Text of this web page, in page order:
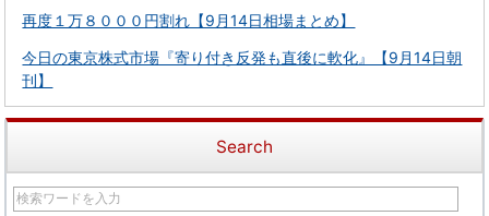
再度１万８０００円割れ【9月14日相場まとめ】
今日の東京株式市場『寄り付き反発も直後に軟化』【9月14日朝
刊】
Search